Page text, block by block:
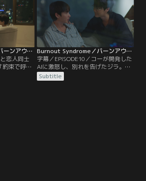
う情報を
を追いか
れた言葉の呪縛から解き放たれたコ
ーは、ジラに自分の気持ちを素直に
表すようになり…。
Burnout Syndrome／バーンアウト・シンドローム 第09話／字幕
恋人同士
約束で呼び
ちを明か
符を打
Burnout Syndrome／バーンアウト・シンドローム 第10話／字幕
字幕／EPISODE10／コーが開発した
AIに激怒し、別れを告げたジラ。何
とか引き止めようとするコーを、ジ
ラは突き放す。一方、傷心で絵を描
Subtitle